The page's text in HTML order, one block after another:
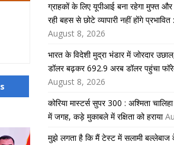
ग्राहकों के लिए यूपीआई बना रहेगा मुफ्त
रही बहस से छोटे व्यापारी नहीं होंगे
August 8, 2026
भारत के विदेशी मुद्रा भंडार में जोरदार
डॉलर बढ़कर 692.9 अरब डॉलर पहुंचा
August 8, 2026
कोरिया मास्टर्स सुपर 300 : अश्मिता
में जगह, कड़े मुकाबले में रक्षिता को हराया
मुझे लगता है कि मैं टेस्ट में सलामी बल्लेबाज